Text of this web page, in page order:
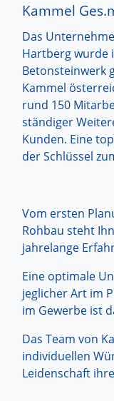
Kammel
Das
Hartberg wurde
Betonsteinwerk
Kammel
rund 150
ständiger
Kunden. Eine
der Schlüssel
Vom ersten
Rohbau steht
jahrelange
Eine optimale
jeglicher Art im
im Gewerbe ist
Das Team von
individuellen
Leidenschaft